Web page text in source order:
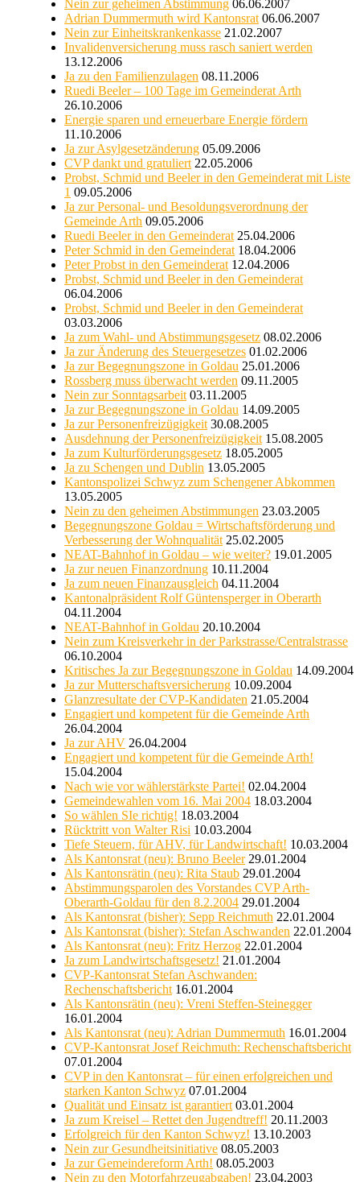
Nein zur geheimen Abstimmung 06.06.2007
Adrian Dummermuth wird Kantonsrat 06.06.2007
Nein zur Einheitskrankenkasse 21.02.2007
Invalidenversicherung muss rasch saniert werden
13.12.2006
Ja zu den Familienzulagen 08.11.2006
Ruedi Beeler – 100 Tage im Gemeinderat Arth
26.10.2006
Energie sparen und erneuerbare Energie fördern
11.10.2006
Ja zur Asylgesetzänderung 05.09.2006
CVP dankt und gratuliert 22.05.2006
Probst, Schmid und Beeler in den Gemeinderat mit Liste
1 09.05.2006
Ja zur Personal- und Besoldungsverordnung der
Gemeinde Arth 09.05.2006
Ruedi Beeler in den Gemeinderat 25.04.2006
Peter Schmid in den Gemeinderat 18.04.2006
Peter Probst in den Gemeinderat 12.04.2006
Probst, Schmid und Beeler in den Gemeinderat
06.04.2006
Probst, Schmid und Beeler in den Gemeinderat
03.03.2006
Ja zum Wahl- und Abstimmungsgesetz 08.02.2006
Ja zur Änderung des Steuergesetzes 01.02.2006
Ja zur Begegnungszone in Goldau 25.01.2006
Rossberg muss überwacht werden 09.11.2005
Nein zur Sonntagsarbeit 03.11.2005
Ja zur Begegnungszone in Goldau 14.09.2005
Ja zur Personenfreizügigkeit 30.08.2005
Ausdehnung der Personenfreizügigkeit 15.08.2005
Ja zum Kulturförderungsgesetz 18.05.2005
Ja zu Schengen und Dublin 13.05.2005
Kantonspolizei Schwyz zum Schengener Abkommen
13.05.2005
Nein zu den geheimen Abstimmungen 23.03.2005
Begegnungszone Goldau = Wirtschaftsförderung und
Verbesserung der Wohnqualität 25.02.2005
NEAT-Bahnhof in Goldau – wie weiter? 19.01.2005
Ja zur neuen Finanzordnung 10.11.2004
Ja zum neuen Finanzausgleich 04.11.2004
Kantonalpräsident Rolf Güntensperger in Oberarth
04.11.2004
NEAT-Bahnhof in Goldau 20.10.2004
Nein zum Kreisverkehr in der Parkstrasse/Centralstrasse
06.10.2004
Kritisches Ja zur Begegnungszone in Goldau 14.09.2004
Ja zur Mutterschaftsversicherung 10.09.2004
Glanzresultate der CVP-Kandidaten 21.05.2004
Engagiert und kompetent für die Gemeinde Arth
26.04.2004
Ja zur AHV 26.04.2004
Engagiert und kompetent für die Gemeinde Arth!
15.04.2004
Nach wie vor wählerstärkste Partei! 02.04.2004
Gemeindewahlen vom 16. Mai 2004 18.03.2004
So wählen SIe richtig! 18.03.2004
Rücktritt von Walter Risi 10.03.2004
Tiefe Steuern, für AHV, für Landwirtschaft! 10.03.2004
Als Kantonsrat (neu): Bruno Beeler 29.01.2004
Als Kantonsrätin (neu): Rita Staub 29.01.2004
Abstimmungsparolen des Vorstandes CVP Arth-
Oberarth-Goldau für den 8.2.2004 29.01.2004
Als Kantonsrat (bisher): Sepp Reichmuth 22.01.2004
Als Kantonsrat (bisher): Stefan Aschwanden 22.01.2004
Als Kantonsrat (neu): Fritz Herzog 22.01.2004
Ja zum Landwirtschaftsgesetz! 21.01.2004
CVP-Kantonsrat Stefan Aschwanden:
Rechenschaftsbericht 16.01.2004
Als Kantonsrätin (neu): Vreni Steffen-Steinegger
16.01.2004
Als Kantonsrat (neu): Adrian Dummermuth 16.01.2004
CVP-Kantonsrat Josef Reichmuth: Rechenschaftsbericht
07.01.2004
CVP in den Kantonsrat – für einen erfolgreichen und
starken Kanton Schwyz 07.01.2004
Qualität und Einsatz ist garantiert 03.01.2004
Ja zum Kreisel – Rettet den Jugendtreff! 20.11.2003
Erfolgreich für den Kanton Schwyz! 13.10.2003
Nein zur Gesundheitsinitiative 08.05.2003
Ja zur Gemeindereform Arth! 08.05.2003
Nein zu den Motorfahrzeugabgaben! 23.04.2003